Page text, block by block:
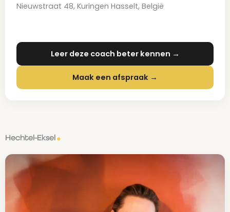
Nieuwstraat 48, Kuringen Hasselt, België
Leer deze coach beter kennen →
Maak een afspraak →
Hechtel-Eksel